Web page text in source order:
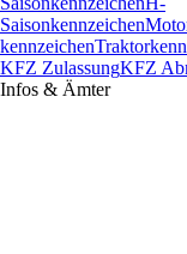
Saisonkennzeichen
kennzeichen
KFZ ZulassungKFZ
Infos & Ämter